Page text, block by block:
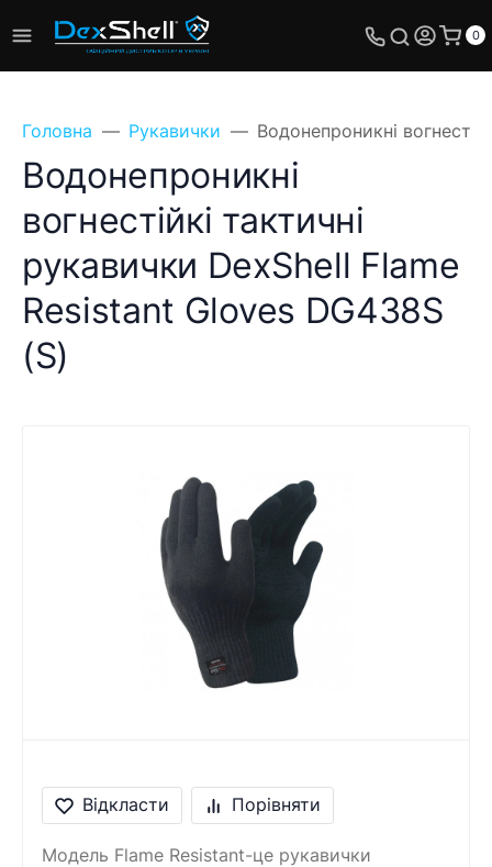
0
Головна Рукавички Водонепроникні
Водонепроникні
вогнестійкі тактичні
рукавички DexShell Flame
Resistant Gloves DG438S
(S)
Відкласти Порівняти
Модель Flame Resistant-це рукавички